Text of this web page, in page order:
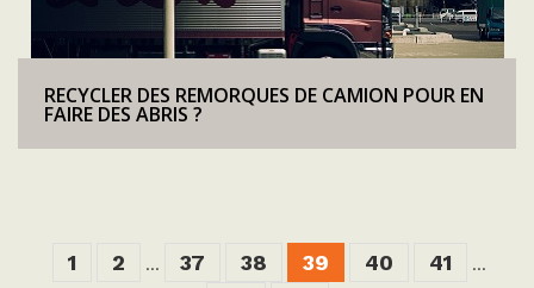
RECYCLER DES REMORQUES DE CAMION POUR EN
FAIRE DES ABRIS ?
1 2 ... 37 38 39 40 41 ...